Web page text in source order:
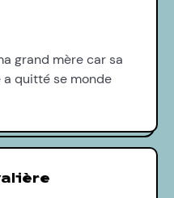
grand mère car sa
quitté se monde